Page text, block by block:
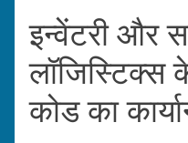
इन्वेंटरी और
लॉजिस्टिक्स
कोड का